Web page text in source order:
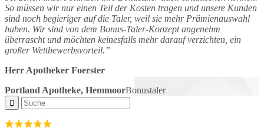
So müssen wir nur einen Teil der Kosten tragen und unsere Kunden
sind noch begieriger auf die Taler, weil sie mehr Prämienauswahl
haben. Wir sind von dem Bonus-Taler-Konzept angenehm
überrascht und möchten keinesfalls mehr darauf verzichten, ein
großer Wettbewerbsvorteil.”
Herr Apotheker Foerster
Portland Apotheke, HemmoorBonustaler